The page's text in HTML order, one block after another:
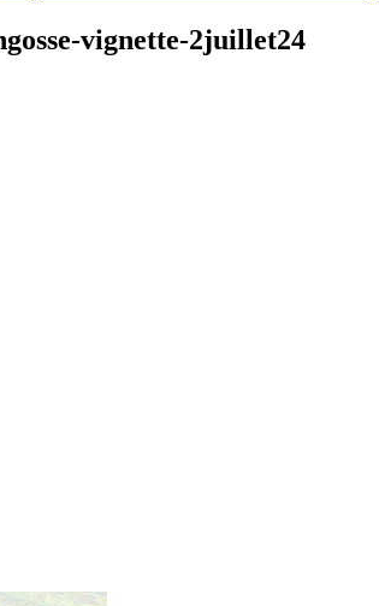
vignette-2juillet24